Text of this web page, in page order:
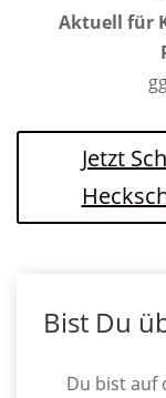
Aktuell für
Jetzt
Bist Du
Du bist auf